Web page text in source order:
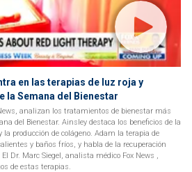
en las terapias de luz roja y
la Semana del Bienestar
analizan los tratamientos de bienestar más
del Bienestar. Ainsley destaca los beneficios de la
producción de colágeno. Adam la terapia de
y baños fríos, y habla de la recuperación
Dr. Marc Siegel, analista médico Fox News ,
de estas terapias.